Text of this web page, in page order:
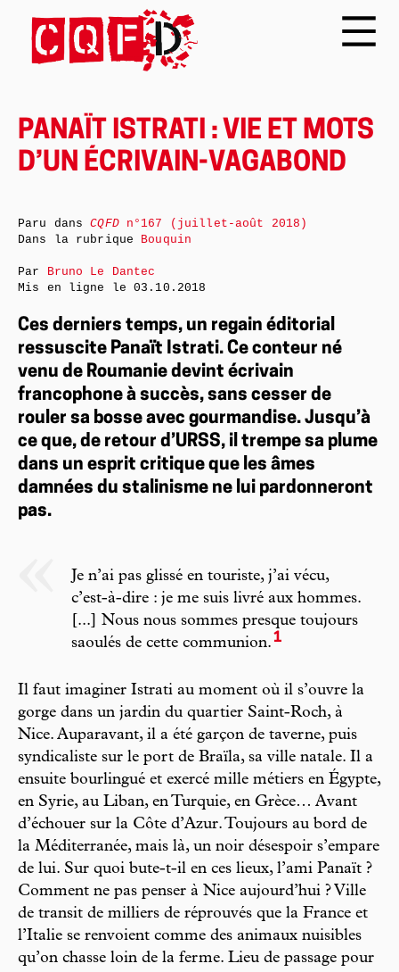
PANAÏT ISTRATI : VIE ET MOTS
D’UN ÉCRIVAIN-VAGABOND
Ces derniers temps, un regain éditorial
ressuscite Panaït Istrati. Ce conteur né
venu de Roumanie devint écrivain
francophone à succès, sans cesser de
rouler sa bosse avec gourmandise. Jusqu’à
ce que, de retour d’URSS, il trempe sa plume
dans un esprit critique que les âmes
damnées du stalinisme ne lui pardonneront
pas.
Je n’ai pas glissé en touriste, j’ai vécu,
c’est-à-dire : je me suis livré aux hommes.
[...] Nous nous sommes presque toujours
saoulés de cette communion.1
Il faut imaginer Istrati au moment où il s’ouvre la
gorge dans un jardin du quartier Saint-Roch, à
Nice. Auparavant, il a été garçon de taverne, puis
syndicaliste sur le port de Braïla, sa ville natale. Il a
ensuite bourlingué et exercé mille métiers en Égypte,
en Syrie, au Liban, en Turquie, en Grèce… Avant
d’échouer sur la Côte d’Azur. Toujours au bord de
la Méditerranée, mais là, un noir désespoir s’empare
de lui. Sur quoi bute-t-il en ces lieux, l’ami Panaït ?
Comment ne pas penser à Nice aujourd’hui ? Ville
de transit de milliers de réprouvés que la France et
l’Italie se renvoient comme des animaux nuisibles
qu’on chasse loin de la ferme. Lieu de passage pour
Paru dansCQFDn°167 (juillet-août 2018)
Dans la rubrique Bouquin
Par Bruno Le Dantec
Mis en ligne le03.10.2018